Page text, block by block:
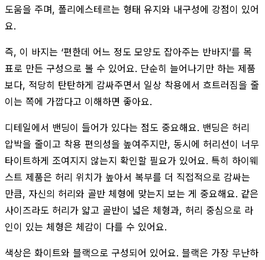
도움을 주며, 폴리에스테르는 형태 유지와 내구성에 강점이 있어
요.
즉, 이 바지는 ‘편한데 어느 정도 모양도 잡아주는 반바지’를 목
표로 만든 구성으로 볼 수 있어요. 단순히 늘어나기만 하는 제품
보다, 적당히 탄탄하게 감싸주면서 일상 착용에서 흐트러짐을 줄
이는 쪽에 가깝다고 이해하면 좋아요.
디테일에서 밴딩이 들어가 있다는 점도 중요해요. 밴딩은 허리
압박을 줄이고 착용 편의성을 높여주지만, 동시에 허리선이 너무
타이트하게 조여지지 않는지 확인할 필요가 있어요. 특히 하이웨
스트 제품은 허리 위치가 높아서 복부를 더 직접적으로 감싸는
만큼, 자신의 허리와 골반 체형에 맞는지 보는 게 중요해요. 같은
사이즈라도 허리가 얇고 골반이 넓은 체형과, 허리 중심으로 라
인이 있는 체형은 체감이 다를 수 있어요.
색상은 화이트와 블랙으로 구성되어 있어요. 블랙은 가장 무난하